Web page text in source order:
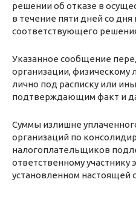
решении об отказе в
в течение пяти дней со дня
соответствующего
Указанное сообщение
организации, физическому
лично под расписку или
подтверждающим факт и
Суммы излишне
организаций по
налогоплательщиков
ответственному участнику
установленном настоящей